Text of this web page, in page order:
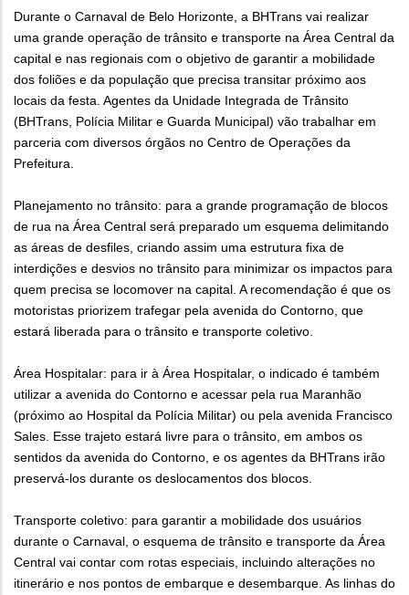
Durante o Carnaval de Belo Horizonte, a BHTrans vai realizar
uma grande operação de trânsito e transporte na Área Central da
capital e nas regionais com o objetivo de garantir a mobilidade
dos foliões e da população que precisa transitar próximo aos
locais da festa. Agentes da Unidade Integrada de Trânsito
(BHTrans, Polícia Militar e Guarda Municipal) vão trabalhar em
parceria com diversos órgãos no Centro de Operações da
Prefeitura.
Planejamento no trânsito: para a grande programação de blocos
de rua na Área Central será preparado um esquema delimitando
as áreas de desfiles, criando assim uma estrutura fixa de
interdições e desvios no trânsito para minimizar os impactos para
quem precisa se locomover na capital. A recomendação é que os
motoristas priorizem trafegar pela avenida do Contorno, que
estará liberada para o trânsito e transporte coletivo.
Área Hospitalar: para ir à Área Hospitalar, o indicado é também
utilizar a avenida do Contorno e acessar pela rua Maranhão
(próximo ao Hospital da Polícia Militar) ou pela avenida Francisco
Sales. Esse trajeto estará livre para o trânsito, em ambos os
sentidos da avenida do Contorno, e os agentes da BHTrans irão
preservá-los durante os deslocamentos dos blocos.
Transporte coletivo: para garantir a mobilidade dos usuários
durante o Carnaval, o esquema de trânsito e transporte da Área
Central vai contar com rotas especiais, incluindo alterações no
itinerário e nos pontos de embarque e desembarque. As linhas do